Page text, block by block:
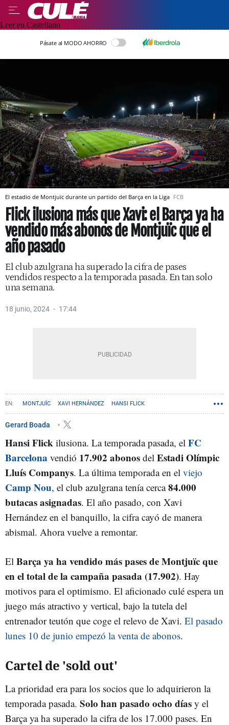
Leer en Castellano
Pásate al MODO AHORRO
El estadio de Montjuïc durante un partido del Barça en la Liga FCB
Flick ilusiona más que Xavi: el Barça ya ha
vendido más abonos de Montjuïc que el
año pasado
El club azulgrana ha superado la cifra de pases
vendidos respecto a la temporada pasada. En tan solo
una semana.
18 junio, 2024 17:44
MONTJUÏC XAVI HERNÁNDEZ HANSI FLICK
Gerard Boada
Hansi Flick ilusiona. La temporada pasada, el FC
Barcelona vendió 17.902 abonos del Estadi Olímpic
Lluís Companys. La última temporada en el viejo
Camp Nou, el club azulgrana tenía cerca84.000
butacas asignadas. El año pasado, con Xavi
Hernández en el banquillo, la cifra cayó de manera
abismal. Ahora vuelve a remontar.
El Barça ya ha vendido más pases de Montjuïc que
en el total de la campaña pasada (17.902). Hay
motivos para el optimismo. El aficionado culé espera un
juego más atractivo y vertical, bajo la tutela del
entrenador teutón que coge el relevo de Xavi. El pasado
lunes 10 de junio empezó la venta de abonos.
Cartel de 'sold out'
La prioridad era para los socios que lo adquirieron la
temporada pasada. Solo han pasado ocho días y el
Barça ya ha superado la cifra de los 17.000 pases. En